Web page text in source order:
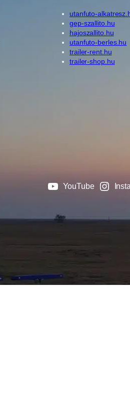
utanfuto-
gep-szallito.hu
hajoszallito.hu
utanfuto-berles.hu
trailer-rent.hu
trailer-shop.hu
YouTube